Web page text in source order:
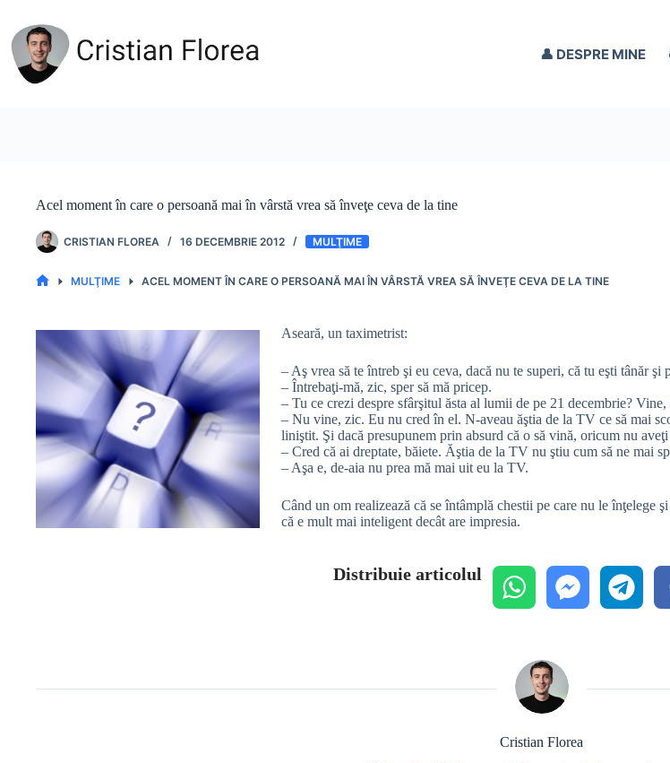
conținut
👤 DESPRE MINE
Acel moment în care o persoană mai în vârstă vrea să înveţe ceva de la tine
CRISTIAN FLOREA 16 DECEMBRIE 2012 MULŢIME
MULŢIME ACEL MOMENT ÎN CARE O PERSOANĂ MAI ÎN VÂRSTĂ VREA SĂ ÎNVEŢE CEVA DE LA TINE
Aseară, un taximetrist:
– Aş vrea să te întreb şi eu ceva, dacă nu te superi, că tu eşti tânăr şi
– Întrebaţi-mă, zic, sper să mă pricep.
– Tu ce crezi despre sfârşitul ăsta al lumii de pe 21 decembrie? Vine,
– Nu vine, zic. Eu nu cred în el. N-aveau ăştia de la TV ce să mai
liniştit. Şi dacă presupunem prin absurd că o să vină, oricum nu
– Cred că ai dreptate, băiete. Ăştia de la TV nu ştiu cum să ne mai
– Aşa e, de-aia nu prea mă mai uit eu la TV.
Când un om realizează că se întâmplă chestii pe care nu le înţelege
că e mult mai inteligent decât are impresia.
Distribuie articolul
Cristian Florea